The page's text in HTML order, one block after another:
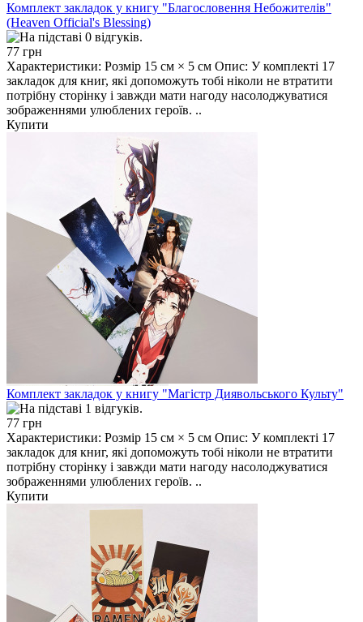
Комплект закладок у книгу "Благословення Небожителів"
(Heaven Official's Blessing)
77 грн
Характеристики: Розмір 15 см × 5 см Опис: У комплекті 17
закладок для книг, які допоможуть тобі ніколи не втратити
потрібну сторінку і завжди мати нагоду насолоджуватися
зображеннями улюблених героїв. ..
Купити
Комплект закладок у книгу "Магістр Диявольського Культу"
77 грн
Характеристики: Розмір 15 см × 5 см Опис: У комплекті 17
закладок для книг, які допоможуть тобі ніколи не втратити
потрібну сторінку і завжди мати нагоду насолоджуватися
зображеннями улюблених героїв. ..
Купити